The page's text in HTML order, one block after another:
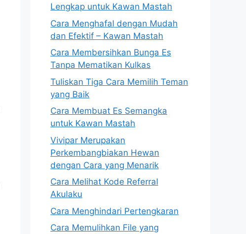
Lengkap untuk Kawan Mastah
Cara Menghafal dengan Mudah
dan Efektif – Kawan Mastah
Cara Membersihkan Bunga Es
Tanpa Mematikan Kulkas
Tuliskan Tiga Cara Memilih Teman
yang Baik
Cara Membuat Es Semangka
untuk Kawan Mastah
Vivipar Merupakan
Perkembangbiakan Hewan
dengan Cara yang Menarik
Cara Melihat Kode Referral
Akulaku
Cara Menghindari Pertengkaran
Cara Memulihkan File yang